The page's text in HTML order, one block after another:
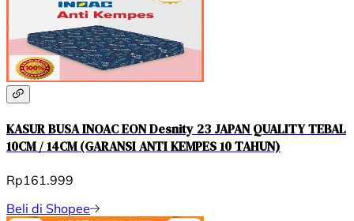
KASUR BUSA INOAC EON Desnity 23 JAPAN QUALITY TEBAL
10CM / 14CM (GARANSI ANTI KEMPES 10 TAHUN)
Rp161.999
Beli di Shopee